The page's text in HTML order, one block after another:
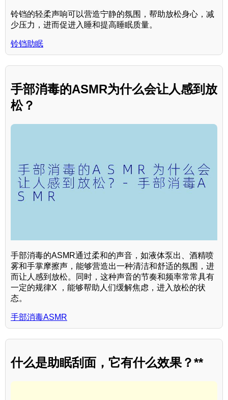
铃铛的轻柔声响可以营造宁静的氛围，帮助放松身心，减
少压力，进而促进入睡和提高睡眠质量。
铃铛助眠
手部消毒的ASMR为什么会让人感到放
松？
手部消毒的ASMR通过柔和的声音，如液体泵出、酒精喷
雾和手掌摩擦声，能够营造出一种清洁和舒适的氛围，进
而让人感到放松。同时，这种声音的节奏和频率常常具有
一定的规律X ，能够帮助人们缓解焦虑，进入放松的状
态。
手部消毒ASMR
什么是助眠刮面，它有什么效果？**